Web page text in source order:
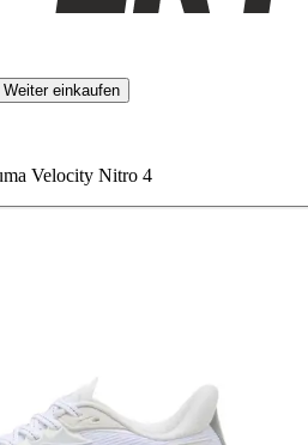
Weiter einkaufen
Velocity Nitro 4